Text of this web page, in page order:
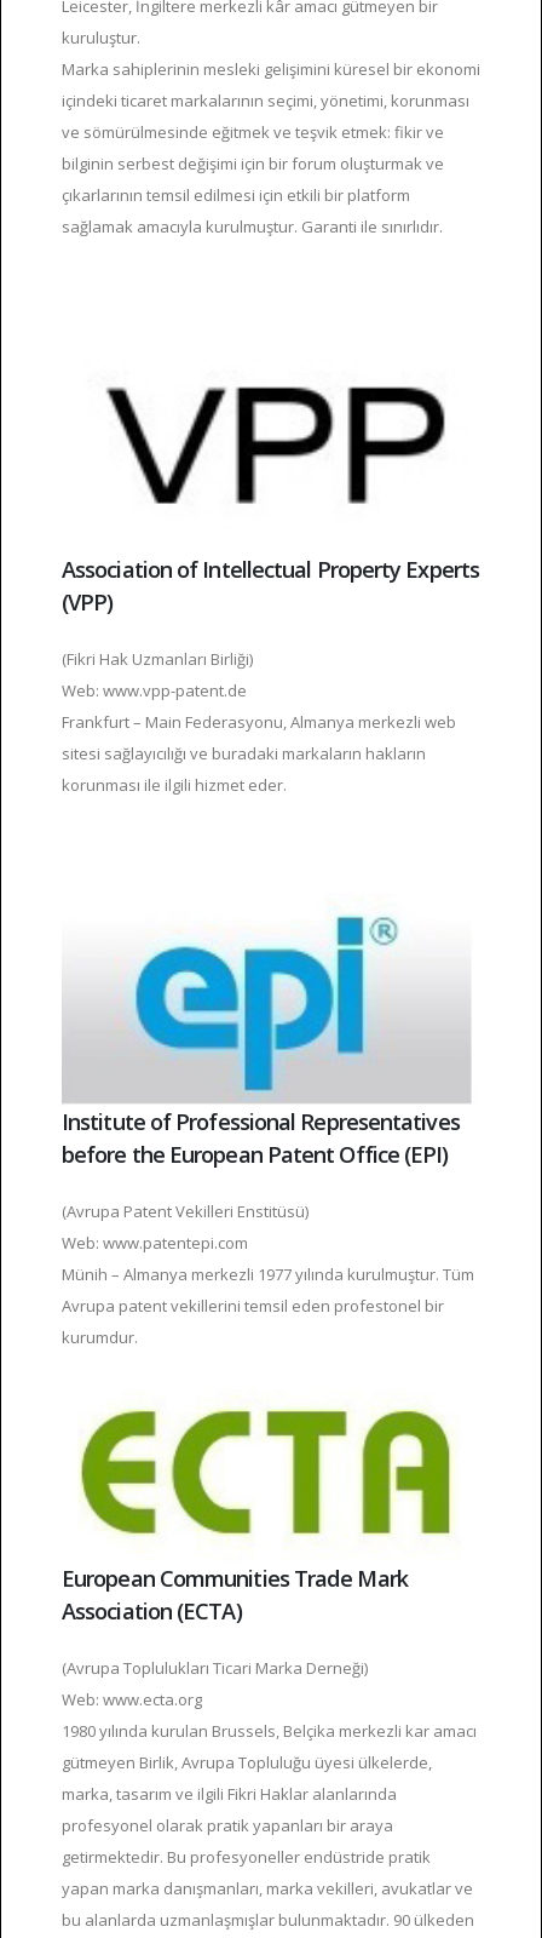
Leicester, İngiltere merkezli kâr amacı gütmeyen bir
kuruluştur.
Marka sahiplerinin mesleki gelişimini küresel bir ekonomi
içindeki ticaret markalarının seçimi, yönetimi, korunması
ve sömürülmesinde eğitmek ve teşvik etmek: fikir ve
bilginin serbest değişimi için bir forum oluşturmak ve
çıkarlarının temsil edilmesi için etkili bir platform
sağlamak amacıyla kurulmuştur. Garanti ile sınırlıdır.
Association of Intellectual Property Experts
(VPP)
(Fikri Hak Uzmanları Birliği)
Web: www.vpp-patent.de
Frankfurt – Main Federasyonu, Almanya merkezli web
sitesi sağlayıcılığı ve buradaki markaların hakların
korunması ile ilgili hizmet eder.
Institute of Professional Representatives
before the European Patent Office (EPI)
(Avrupa Patent Vekilleri Enstitüsü)
Web: www.patentepi.com
Münih – Almanya merkezli 1977 yılında kurulmuştur. Tüm
Avrupa patent vekillerini temsil eden profestonel bir
kurumdur.
European Communities Trade Mark
Association (ECTA)
(Avrupa Toplulukları Ticari Marka Derneği)
Web: www.ecta.org
1980 yılında kurulan Brussels, Belçika merkezli kar amacı
gütmeyen Birlik, Avrupa Topluluğu üyesi ülkelerde,
marka, tasarım ve ilgili Fikri Haklar alanlarında
profesyonel olarak pratik yapanları bir araya
getirmektedir. Bu profesyoneller endüstride pratik
yapan marka danışmanları, marka vekilleri, avukatlar ve
bu alanlarda uzmanlaşmışlar bulunmaktadır. 90 ülkeden